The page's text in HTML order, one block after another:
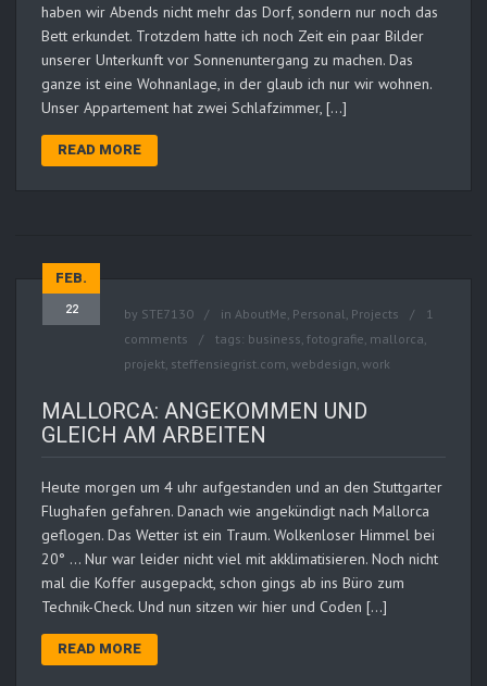
haben wir Abends nicht mehr das Dorf, sondern nur noch das
Bett erkundet. Trotzdem hatte ich noch Zeit ein paar Bilder
unserer Unterkunft vor Sonnenuntergang zu machen. Das
ganze ist eine Wohnanlage, in der glaub ich nur wir wohnen.
Unser Appartement hat zwei Schlafzimmer, […]
READ MORE
FEB.
22 by STE7130 in AboutMe, Personal, Projects
1
comments
tags: business, fotografie, mallorca,
projekt, steffensiegrist.com, webdesign, work
MALLORCA: ANGEKOMMEN UND
GLEICH AM ARBEITEN
Heute morgen um 4 uhr aufgestanden und an den Stuttgarter
Flughafen gefahren. Danach wie angekündigt nach Mallorca
geflogen. Das Wetter ist ein Traum. Wolkenloser Himmel bei
20° … Nur war leider nicht viel mit akklimatisieren. Noch nicht
mal die Koffer ausgepackt, schon gings ab ins Büro zum
Technik-Check. Und nun sitzen wir hier und Coden […]
READ MORE